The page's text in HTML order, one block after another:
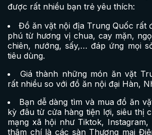
được rất nhiều bạn trẻ yêu thích:
Đồ ăn vặt nội địa Trung Quốc rất
phú từ hương vị chua, cay mặn,
chiên, nướng, sấy,… đáp ứng mọi
tiêu dùng.
Giá thành những món ăn vặt
rất nhiều so với đồ ăn nội đại Hàn,
Bạn dễ dàng tìm và mua đồ ăn
kỳ đâu từ cửa hàng tiện lợi, siêu thị
mạng xã hội như Tiktok,
thậm chí là các sàn Thương mại